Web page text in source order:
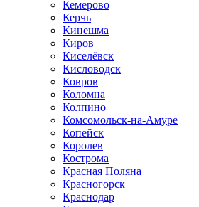
Кемерово
Керчь
Кинешма
Киров
Киселёвск
Кисловодск
Ковров
Коломна
Колпино
Комсомольск-на-Амуре
Копейск
Королев
Кострома
Красная Поляна
Красногорск
Краснодар